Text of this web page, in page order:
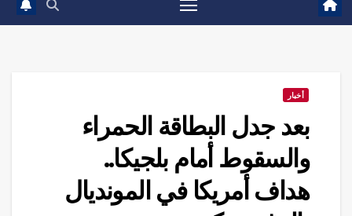
أخبار
بعد جدل البطاقة الحمراء
والسقوط أمام بلجيكا..
هداف أمريكا في المونديال